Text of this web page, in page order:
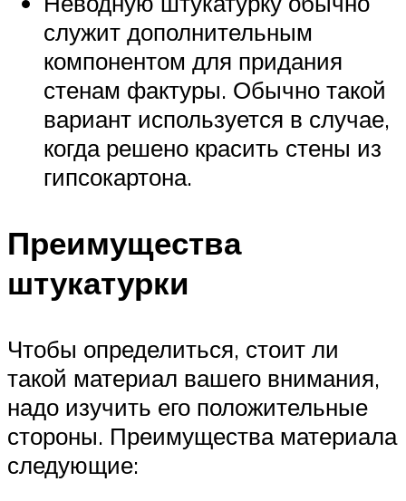
служит дополнительным
компонентом для придания
стенам фактуры. Обычно такой
вариант используется в случае,
когда решено красить стены из
гипсокартона.
Преимущества
штукатурки
Чтобы определиться, стоит ли
такой материал вашего внимания,
надо изучить его положительные
стороны. Преимущества материала
следующие: